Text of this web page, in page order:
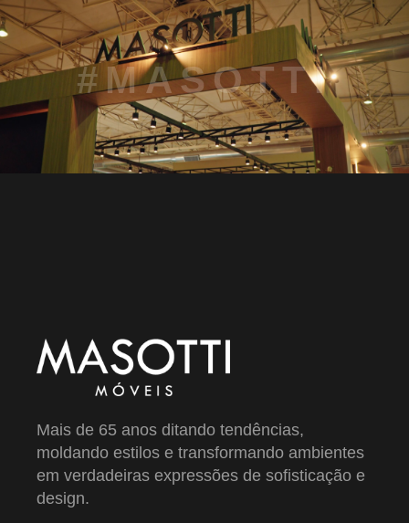
#MASOTTI
Mais de 65 anos ditando tendências,
moldando estilos e transformando ambientes
em verdadeiras expressões de sofisticação e
design.